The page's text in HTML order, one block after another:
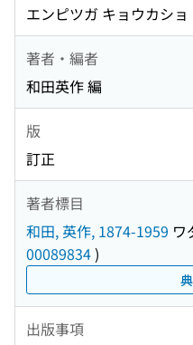
エンピツガ キョウカショ
著者・編者
和田英作 編
版
訂正
著者標目
和田, 英作, 1874-1959 ワ
00089834)
出版事項